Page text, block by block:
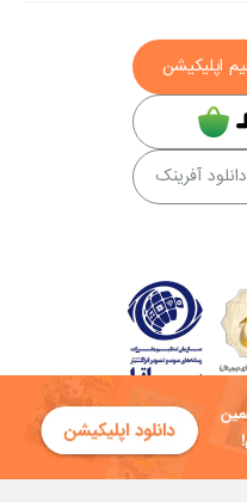
اپلیکیشن
آفرینک
هفت آسمان توکان تعلق دارد و